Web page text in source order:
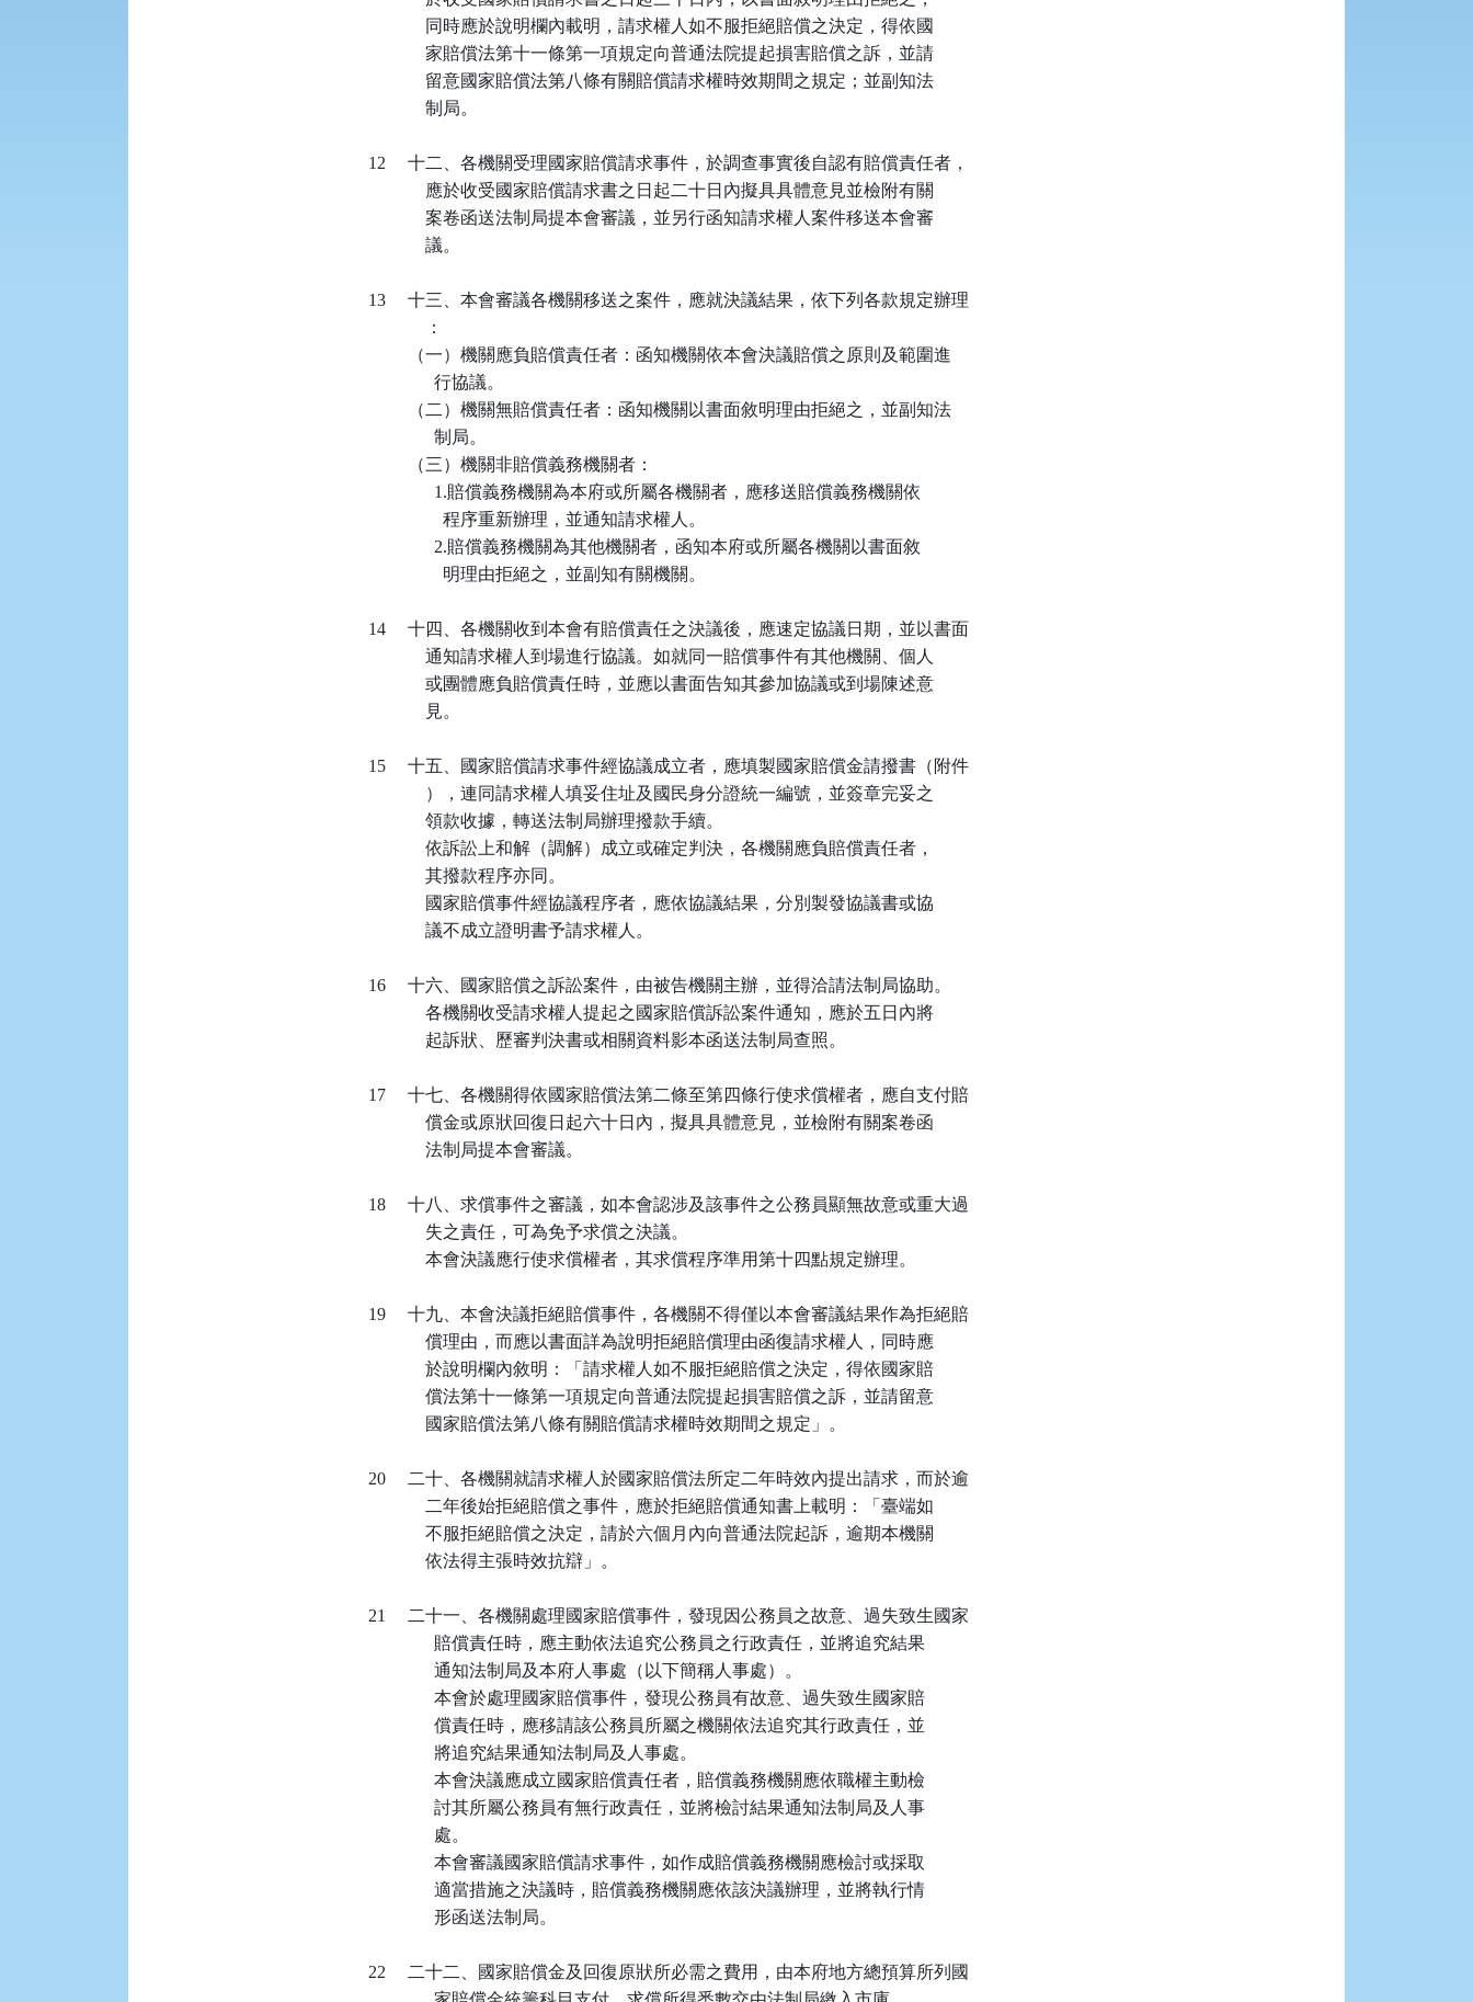
                同時應於說明欄內載明，請求權人如不服拒絕賠償之決定，得依國
                家賠償法第十一條第一項規定向普通法院提起損害賠償之訴，並請
                留意國家賠償法第八條有關賠償請求權時效期間之規定；並副知法
                制局。
   12     十二、各機關受理國家賠償請求事件，於調查事實後自認有賠償責任者，
                應於收受國家賠償請求書之日起二十日內擬具具體意見並檢附有關
                案卷函送法制局提本會審議，並另行函知請求權人案件移送本會審
                議。
   13     十三、本會審議各機關移送之案件，應就決議結果，依下列各款規定辦理
                ：
            （一）機關應負賠償責任者：函知機關依本會決議賠償之原則及範圍進
                  行協議。
            （二）機關無賠償責任者：函知機關以書面敘明理由拒絕之，並副知法
                  制局。
            （三）機關非賠償義務機關者：
                  1.賠償義務機關為本府或所屬各機關者，應移送賠償義務機關依
                    程序重新辦理，並通知請求權人。
                  2.賠償義務機關為其他機關者，函知本府或所屬各機關以書面敘
                    明理由拒絕之，並副知有關機關。
   14     十四、各機關收到本會有賠償責任之決議後，應速定協議日期，並以書面
                通知請求權人到場進行協議。如就同一賠償事件有其他機關、個人
                或團體應負賠償責任時，並應以書面告知其參加協議或到場陳述意
                見。
   15     十五、國家賠償請求事件經協議成立者，應填製國家賠償金請撥書（附件
                ），連同請求權人填妥住址及國民身分證統一編號，並簽章完妥之
                領款收據，轉送法制局辦理撥款手續。
                依訴訟上和解（調解）成立或確定判決，各機關應負賠償責任者，
                其撥款程序亦同。
                國家賠償事件經協議程序者，應依協議結果，分別製發協議書或協
                議不成立證明書予請求權人。
   16     十六、國家賠償之訴訟案件，由被告機關主辦，並得洽請法制局協助。
                各機關收受請求權人提起之國家賠償訴訟案件通知，應於五日內將
                起訴狀、歷審判決書或相關資料影本函送法制局查照。
   17     十七、各機關得依國家賠償法第二條至第四條行使求償權者，應自支付賠
                償金或原狀回復日起六十日內，擬具具體意見，並檢附有關案卷函
                法制局提本會審議。
   18     十八、求償事件之審議，如本會認涉及該事件之公務員顯無故意或重大過
                失之責任，可為免予求償之決議。
                本會決議應行使求償權者，其求償程序準用第十四點規定辦理。
   19     十九、本會決議拒絕賠償事件，各機關不得僅以本會審議結果作為拒絕賠
                償理由，而應以書面詳為說明拒絕賠償理由函復請求權人，同時應
                於說明欄內敘明：「請求權人如不服拒絕賠償之決定，得依國家賠
                償法第十一條第一項規定向普通法院提起損害賠償之訴，並請留意
                國家賠償法第八條有關賠償請求權時效期間之規定」。
   20     二十、各機關就請求權人於國家賠償法所定二年時效內提出請求，而於逾
                二年後始拒絕賠償之事件，應於拒絕賠償通知書上載明：「臺端如
                不服拒絕賠償之決定，請於六個月內向普通法院起訴，逾期本機關
                依法得主張時效抗辯」。
   21     二十一、各機關處理國家賠償事件，發現因公務員之故意、過失致生國家
                  賠償責任時，應主動依法追究公務員之行政責任，並將追究結果
                  通知法制局及本府人事處（以下簡稱人事處）。
                  本會於處理國家賠償事件，發現公務員有故意、過失致生國家賠
                  償責任時，應移請該公務員所屬之機關依法追究其行政責任，並
                  將追究結果通知法制局及人事處。
                  本會決議應成立國家賠償責任者，賠償義務機關應依職權主動檢
                  討其所屬公務員有無行政責任，並將檢討結果通知法制局及人事
                  處。
                  本會審議國家賠償請求事件，如作成賠償義務機關應檢討或採取
                  適當措施之決議時，賠償義務機關應依該決議辦理，並將執行情
                  形函送法制局。
   22     二十二、國家賠償金及回復原狀所必需之費用，由本府地方總預算所列國